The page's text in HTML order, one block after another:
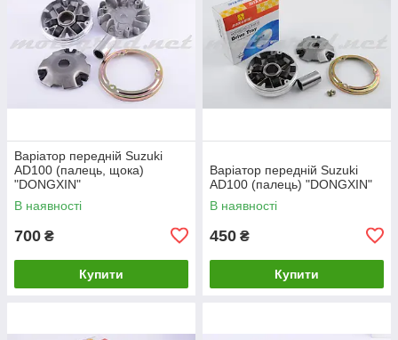
Варіатор передній Suzuki
AD100 (палець, щока)
"DONGXIN"
В наявності
700 ₴
Купити
Варіатор передній Suzuki
AD100 (палець) "DONGXIN"
В наявності
450 ₴
Купити